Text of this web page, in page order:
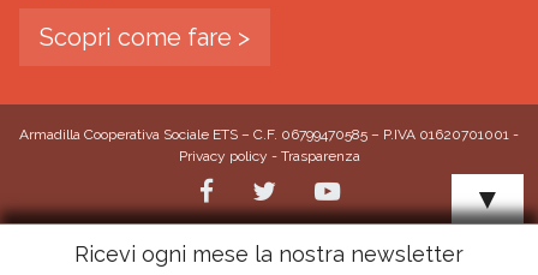
Scopri come fare >
Armadilla Cooperativa Sociale ETS – C.F. 06799470585 – P.IVA 01620701001 -
Privacy policy - Trasparenza
▼
Ricevi ogni mese la nostra newsletter